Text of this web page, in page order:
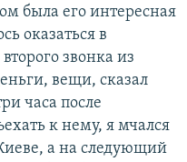
была его интересная
оказаться в
звонка из
вещи, сказал
часа после
к нему, я мчался
а на следующий